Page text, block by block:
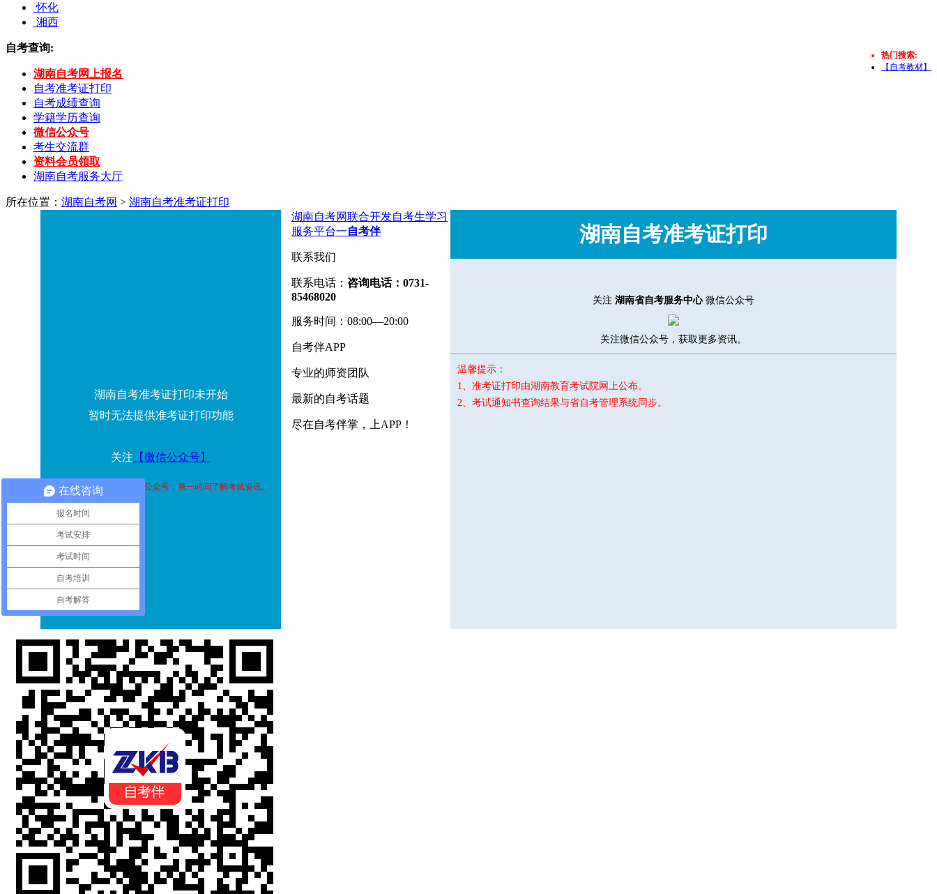
怀化
湘西
热门搜索:
【自考教材】
自考查询:
湖南自考网上报名
自考准考证打印
自考成绩查询
学籍学历查询
微信公众号
考生交流群
资料会员领取
湖南自考服务大厅
所在位置： 湖南自考网 > 湖南自考准考证打印
湖南自考准考证打印未开始
暂时无法提供准考证打印功能
关注 【微信公众号】
温馨提示：关注湖南微信公众号，第一时间了解考试资讯。
湖南自考准考证打印
关注 湖南省自考服务中心微信公众号
关注微信公众号，获取更多资讯。
温馨提示：
1、准考证打印由湖南教育考试院网上公布。
2、考试通知书查询结果与省自考管理系统同步。
湖南自考网联合开发自考生学习
服务平台一自考伴
联系我们
联系电话： 咨询电话：0731-
85468020
服务时间：08:00—20:00
自考伴APP
专业的师资团队
最新的自考话题
尽在自考伴掌，上APP！
在线咨询
报名时间
考试安排
考试时间
自考培训
自考解答